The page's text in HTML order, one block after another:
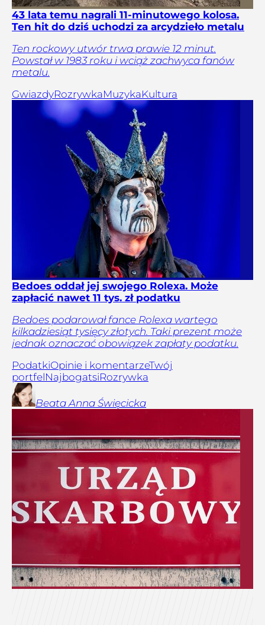
43 lata temu nagrali 11-minutowego kolosa.
Ten hit do dziś uchodzi za arcydzieło metalu
Ten rockowy utwór trwa prawie 12 minut.
Powstał w 1983 roku i wciąż zachwyca fanów
metalu.
GwiazdyRozrywkaMuzykaKultura
Bedoes oddał jej swojego Rolexa. Może
zapłacić nawet 11 tys. zł podatku
Bedoes podarował fance Rolexa wartego
kilkadziesiąt tysięcy złotych. Taki prezent może
jednak oznaczać obowiązek zapłaty podatku.
PodatkiOpinie i komentarzeTwój
portfelNajbogatsiRozrywka
Beata Anna Święcicka